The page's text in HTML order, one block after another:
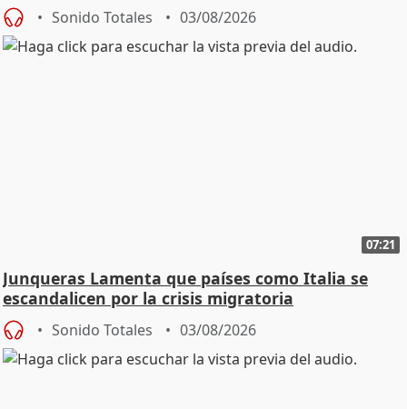
Sonido Totales 03/08/2026
07:21
Junqueras Lamenta que países como Italia se
escandalicen por la crisis migratoria
Sonido Totales 03/08/2026